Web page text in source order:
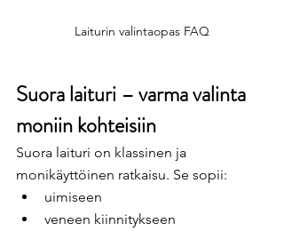
Laiturin valintaopas FAQ
Suora laituri – varma valinta
moniin kohteisiin
Suora laituri on klassinen ja
monikäyttöinen ratkaisu. Se sopii:
uimiseen
veneen kiinnitykseen